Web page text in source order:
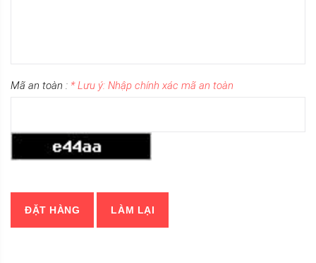
Mã an toàn : * Lưu ý: Nhập chính xác mã an toàn
ĐẶT HÀNG LÀM LẠI